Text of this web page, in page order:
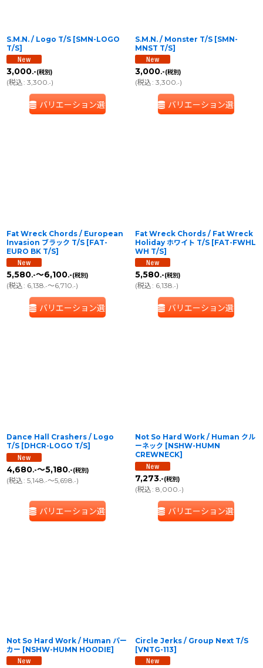
S.M.N. / Logo T/S [SMN-LOGO
T/S]
3,000.-(税別)
(税込: 3,300.-)
バリエーション選択
S.M.N. / Monster T/S [SMN-
MNST T/S]
3,000.-(税別)
(税込: 3,300.-)
バリエーション選択
Fat Wreck Chords / European
Invasion ブラック T/S [FAT-
EURO BK T/S]
5,580.-～6,100.-(税別)
(税込: 6,138.-～6,710.-)
バリエーション選択
Fat Wreck Chords / Fat Wreck
Holiday ホワイト T/S [FAT-FWHL
WH T/S]
5,580.-(税別)
(税込: 6,138.-)
バリエーション選択
Dance Hall Crashers / Logo
T/S [DHCR-LOGO T/S]
4,680.-～5,180.-(税別)
(税込: 5,148.-～5,698.-)
バリエーション選択
Not So Hard Work / Human クル
ーネック [NSHW-HUMN
CREWNECK]
7,273.-(税別)
(税込: 8,000.-)
バリエーション選択
Not So Hard Work / Human パー
カー [NSHW-HUMN HOODIE]
Circle Jerks / Group Next T/S
[VNTG-113]